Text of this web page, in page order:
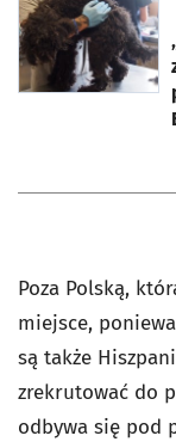
otworzy się w
Poza Polską,
miejsce,
są także
zrekrutować do
odbywa się pod